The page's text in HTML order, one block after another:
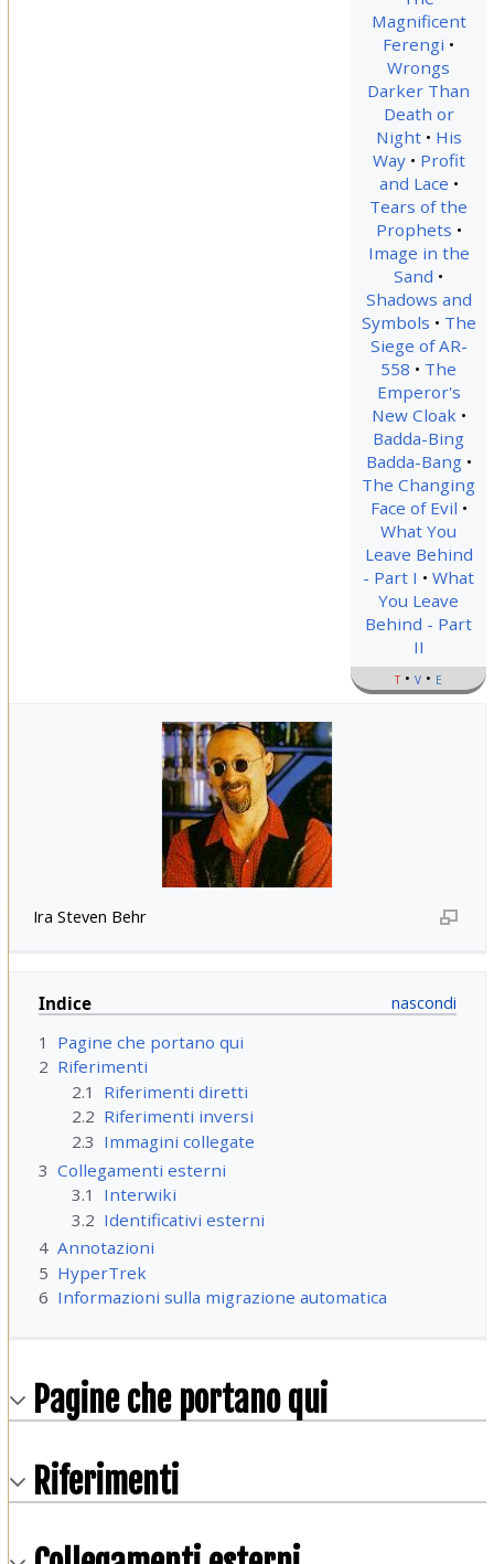
Magnificent
Ferengi
Wrongs
Darker Than
Death or
Night
His
Way
Profit
and Lace
Tears of the
Prophets
Image in the
Sand
Shadows and
Symbols
The
Siege of AR-
558
The
Emperor's
New Cloak
Badda-Bing
Badda-Bang
The Changing
Face of Evil
What You
Leave Behind
- Part I
What
You Leave
Behind - Part
II
t v e
Ira Steven Behr
Indice
1
Pagine che portano qui
2 Riferimenti
2.1
Riferimenti diretti
2.2 Riferimenti inversi
2.3 Immagini collegate
3 Collegamenti esterni
3.1
Interwiki
3.2 Identificativi esterni
4 Annotazioni
5 HyperTrek
6 Informazioni sulla migrazione automatica
Pagine che portano qui
Riferimenti